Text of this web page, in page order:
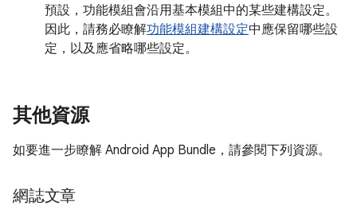
預設，功能模組會沿用基本模組中的某些建構設定。
因此，請務必瞭解功能模組建構設定中應保留哪些設
定，以及應省略哪些設定。
其他資源
如要進一步瞭解 Android App Bundle，請參閱下列資源。
網誌文章